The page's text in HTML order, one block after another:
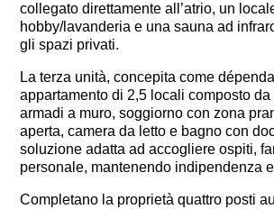
collegato direttamente all’atrio, un
hobby/lavanderia e una sauna ad
gli spazi privati.
La terza unità, concepita come
appartamento di 2,5 locali composto
armadi a muro, soggiorno con zona
aperta, camera da letto e bagno con
soluzione adatta ad accogliere ospiti,
personale, mantenendo indipendenza
Completano la proprietà quattro posti